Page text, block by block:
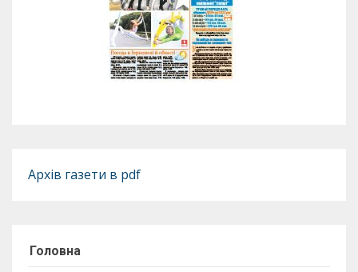
Архів газети в pdf
Головна